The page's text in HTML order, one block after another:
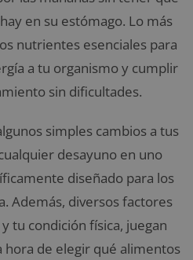
en su estómago. Lo más
nutrientes esenciales para
a tu organismo y cumplir
sin dificultades.
simples cambios a tus
desayuno en uno
diseñado para los
Además, diversos factores
tu condición física, juegan
de elegir qué alimentos